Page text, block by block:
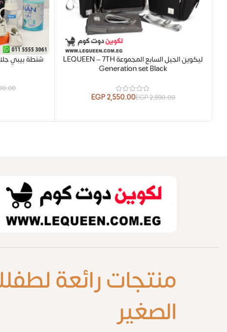
ليكوين الجيل السابع المجموعة LEQUEEN – 7TH
Generation set Black
2,890.00
EGP
2,550.00
EGP
شنطة بيبي
منتجات رائعة
الصغير